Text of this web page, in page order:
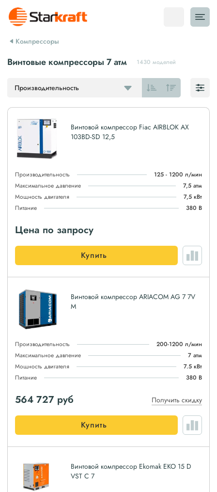
Компрессоры
Винтовые компрессоры 7 атм 1430 моделей
Производительность
Винтовой компрессор Fiac AIRBLOK AX
103BD-SD 12,5
Производительность
125 - 1200 л/мин
Максимальное давление
7,5 атм
Мощность двигателя
7,5 кВт
Питание
380 В
Цена по запросу
Купить
Винтовой компрессор ARIACOM AG 7 7V
M
Производительность
200-1200 л/мин
Максимальное давление
7 атм
Мощность двигателя
7.5 кВт
Питание
380 В
564 727 руб Получить скидку
Купить
Винтовой компрессор Ekomak EKO 15 D
VST C 7